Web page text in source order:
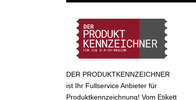
DER PRODUKTKENNZEICHNER
ist Ihr Fullservice Anbieter für
Produktkennzeichnung! Vom Etikett